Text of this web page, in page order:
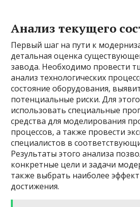
Анализ текущего
Первый шаг на пути к
детальная оценка
завода. Необходимо провести
анализ технологических
состояние оборудования,
потенциальные риски. Для
использовать специальные
средства для моделирования
процессов, а также провести
специалистов в
Результаты этого анализа
конкретные цели и задачи
также выбрать наиболее
достижения.